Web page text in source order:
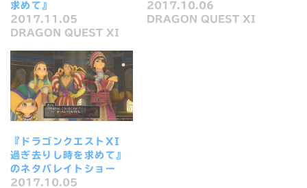
求めて』
2017.11.05
DRAGON QUEST XI
2017.10.06
DRAGON QUEST XI
『ドラゴンクエストXI
過ぎ去りし時を求めて』
のネタバレイトショー
2017.10.05